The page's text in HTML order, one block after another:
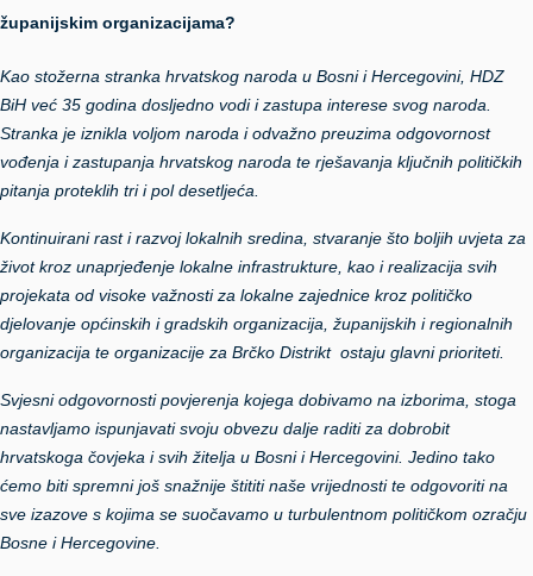
županijskim organizacijama?
Kao stožerna stranka hrvatskog naroda u Bosni i Hercegovini, HDZ
BiH već 35 godina dosljedno vodi i zastupa interese svog naroda.
Stranka je iznikla voljom naroda i odvažno preuzima odgovornost
vođenja i zastupanja hrvatskog naroda te rješavanja ključnih političkih
pitanja proteklih tri i pol desetljeća.
Kontinuirani rast i razvoj lokalnih sredina, stvaranje što boljih uvjeta za
život kroz unaprjeđenje lokalne infrastrukture, kao i realizacija svih
projekata od visoke važnosti za lokalne zajednice kroz političko
djelovanje općinskih i gradskih organizacija, županijskih i regionalnih
organizacija te organizacije za Brčko Distrikt ostaju glavni prioriteti.
Svjesni odgovornosti povjerenja kojega dobivamo na izborima, stoga
nastavljamo ispunjavati svoju obvezu dalje raditi za dobrobit
hrvatskoga čovjeka i svih žitelja u Bosni i Hercegovini. Jedino tako
ćemo biti spremni još snažnije štititi naše vrijednosti te odgovoriti na
sve izazove s kojima se suočavamo u turbulentnom političkom ozračju
Bosne i Hercegovine.